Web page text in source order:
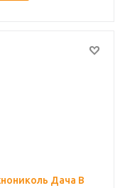
Дача В